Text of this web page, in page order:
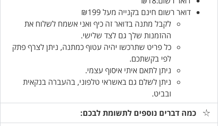
דואר רשום חינם בקנייה מעל ₪199
לקבל מתנה בדואר זה כיף ואני אשמח לשלוח את
ההזמנות שלך גם לצד שלישי.
כל פריט שתרכשו יהיה עטוף כמתנה, ניתן לצרף פתק
לפי בקשתכם.
ניתן לתאם איתי איסוף עצמי.
ניתן לשלם גם באשראי טלפוני, בהעברה בנקאית
ובביט.
כמה דברים נוספים לתשומת לבכם: